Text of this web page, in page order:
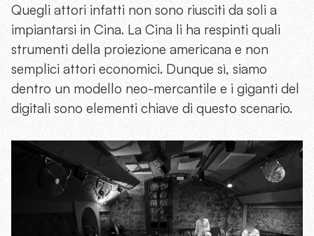
Quegli attori infatti non sono riusciti da soli a
impiantarsi in Cina. La Cina li ha respinti quali
strumenti della proiezione americana e non
semplici attori economici. Dunque sì, siamo
dentro un modello neo-mercantile e i giganti del
digitali sono elementi chiave di questo scenario.